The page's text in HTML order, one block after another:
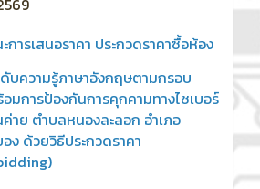
การเสนอราคา ประกวดราคาซื้อห้อง
บความรู้ภาษาอังกฤษตามกรอบ
มการป้องกันการคุกคามทางไซเบอร์
าย ตำบลหนองละลอก อำเภอ
ง ด้วยวิธีประกวดราคา